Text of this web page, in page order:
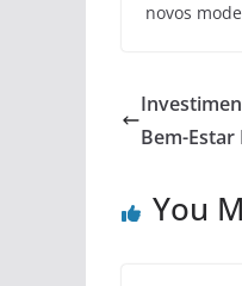
novos
Bem-
You